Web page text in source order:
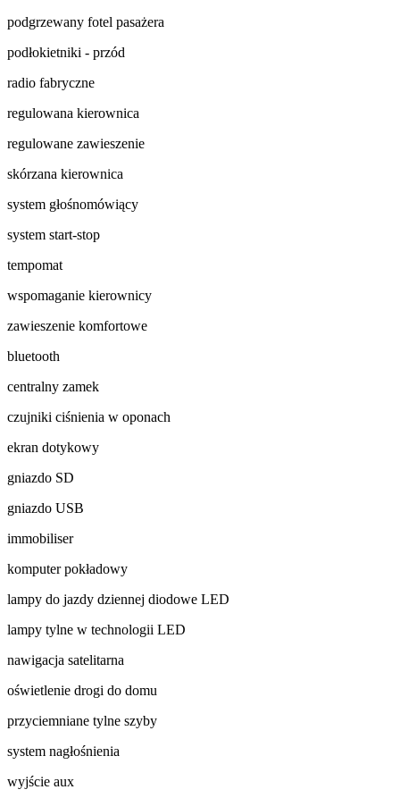
podgrzewany fotel pasażera
podłokietniki - przód
radio fabryczne
regulowana kierownica
regulowane zawieszenie
skórzana kierownica
system głośnomówiący
system start-stop
tempomat
wspomaganie kierownicy
zawieszenie komfortowe
bluetooth
centralny zamek
czujniki ciśnienia w oponach
ekran dotykowy
gniazdo SD
gniazdo USB
immobiliser
komputer pokładowy
lampy do jazdy dziennej diodowe LED
lampy tylne w technologii LED
nawigacja satelitarna
oświetlenie drogi do domu
przyciemniane tylne szyby
system nagłośnienia
wyjście aux